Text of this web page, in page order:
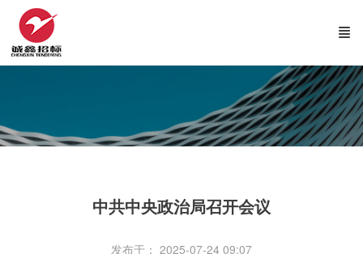
中共中央政治局召开会议
发布于： 2025-07-24 09:07